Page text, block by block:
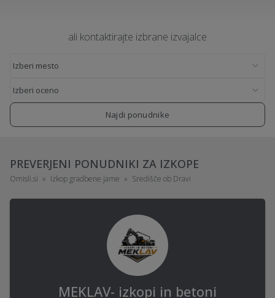
ali kontaktirajte izbrane izvajalce
Najdi ponudnike
PREVERJENI PONUDNIKI ZA IZKOPE
Omisli.si Izkop gradbene jame Središče ob Dravi
MEKLAV- izkopi in betoni